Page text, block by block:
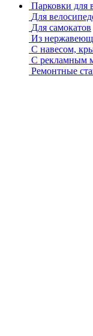
Парковки для
Для
Для самокатов
Из
С навесом,
С рекламным
Ремонтные